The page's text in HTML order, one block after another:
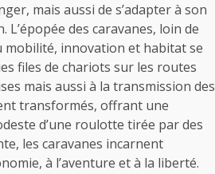
mais aussi de s’adapter à son
des caravanes, loin de
mobilité, innovation et habitat se
files de chariots sur les routes
mais aussi à la transmission des
transformés, offrant une
d’une roulotte tirée par des
les caravanes incarnent
à l’aventure et à la liberté.